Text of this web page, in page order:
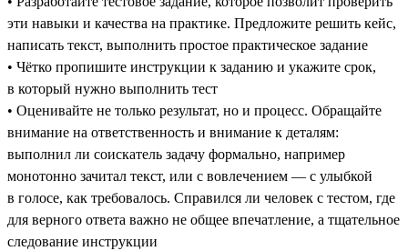
эти навыки и качества на практике. Предложите решить кейс,
написать текст, выполнить простое практическое задание
• Чётко пропишите инструкции к заданию и укажите срок,
в который нужно выполнить тест
• Оценивайте не только результат, но и процесс. Обращайте
внимание на ответственность и внимание к деталям:
выполнил ли соискатель задачу формально, например
монотонно зачитал текст, или с вовлечением — с улыбкой
в голосе, как требовалось. Справился ли человек с тестом, где
для верного ответа важно не общее впечатление, а тщательное
следование инструкции